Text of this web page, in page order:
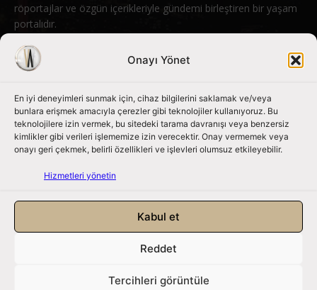
Onayı Yönet
En iyi deneyimleri sunmak için, cihaz bilgilerini saklamak ve/veya
bunlara erişmek amacıyla çerezler gibi teknolojiler kullanıyoruz. Bu
teknolojilere izin vermek, bu sitedeki tarama davranışı veya benzersiz
kimlikler gibi verileri işlememize izin verecektir. Onay vermemek veya
onayı geri çekmek, belirli özellikleri ve işlevleri olumsuz etkileyebilir.
Hizmetleri yönetin
Kabul et
Reddet
Tercihleri görüntüle
röportajlar ve özgün içerikleriyle gündemi birleştiren bir yaşam
portalıdır.
Bizimle iletişime geçin: info@nouvart.net
Bizi Takip Edin